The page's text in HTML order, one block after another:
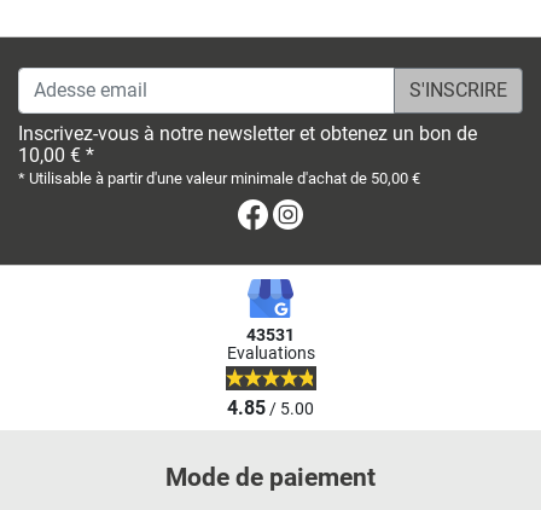
Adesse email
Inscrivez-vous à notre newsletter et obtenez un bon de
10,00 € *
* Utilisable à partir d'une valeur minimale d'achat de 50,00 €
Facebook
43531
Evaluations
4.85/ 5.00
Mode de paiement